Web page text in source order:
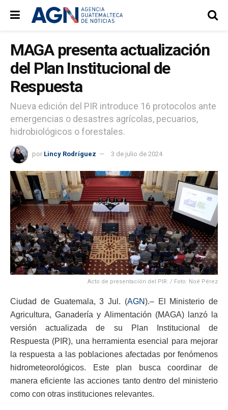
MAGA presenta actualización
del Plan Institucional de
Respuesta
Nueva edición del PIR introduce 16 protocolos ante
emergencias o desastres agrícolas, pecuarios,
hidrobiológicos o forestales.
por Lincy Rodríguez 3 de julio de 2024
Acto de presentación del PIR. / Foto: Noé Pérez
Ciudad de Guatemala, 3 Jul. (AGN).– El Ministerio de
Agricultura, Ganadería y Alimentación (MAGA) lanzó la
versión actualizada de su Plan Institucional de
Respuesta (PIR), una herramienta esencial para mejorar
la respuesta a las poblaciones afectadas por fenómenos
hidrometeorológicos. Este plan busca coordinar de
manera eficiente las acciones tanto dentro del ministerio
como con otras instituciones relevantes.